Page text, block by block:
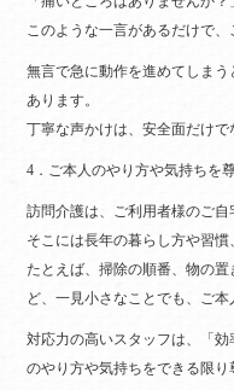
このような一言があるだけで
無言で急に動作を進めてしま
あります。
丁寧な声かけは、安全面だけで
4．ご本人のやり方や気持ちを
訪問介護は、ご利用者様のご自
そこには長年の暮らし方や習慣
たとえば、掃除の順番、物の
ど、一見小さなことでも、ご
対応力の高いスタッフは、「
のやり方や気持ちをできる限り